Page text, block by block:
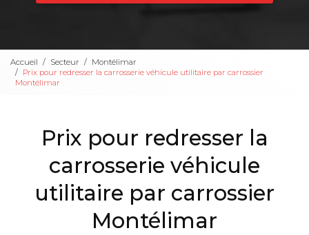
Accueil Secteur
Montélimar
Prix pour redresser la carrosserie véhicule utilitaire par carrossier
Montélimar
Prix pour redresser la
carrosserie véhicule
utilitaire par carrossier
Montélimar